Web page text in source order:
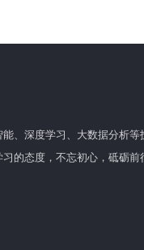
能、深度学习、大数据分析
习的态度，不忘初心，砥砺前